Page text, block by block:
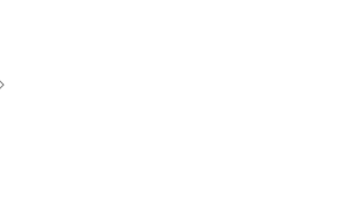
MOD by SMOK